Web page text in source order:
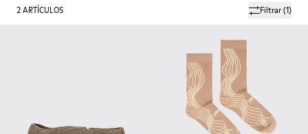
Filtrar(1)
2ARTÍCULOS